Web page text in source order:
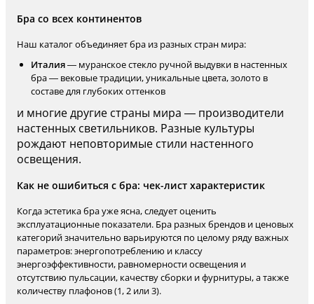
Бра со всех континентов
Наш каталог объединяет бра из разных стран мира:
Италия— муранское стекло ручной выдувки в настенных
бра — вековые традиции, уникальные цвета, золото в
составе для глубоких оттенков
и многие другие страны мира — производители
настенных светильников. Разные культуры
рождают неповторимые стили настенного
освещения.
Как не ошибиться с бра: чек-лист характеристик
Когда эстетика бра уже ясна, следует оценить
эксплуатационные показатели. Бра разных брендов и ценовых
категорий значительно варьируются по целому ряду важных
параметров: энергопотреблению и классу
энергоэффективности, равномерности освещения и
отсутствию пульсации, качеству сборки и фурнитуры, а также
количеству плафонов (1, 2 или 3).